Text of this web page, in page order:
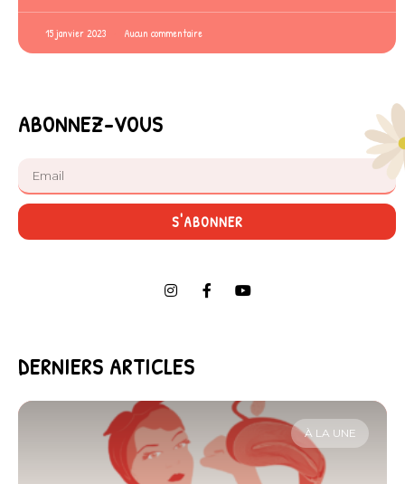
DERNIERS ARTICLES
À LA UNE
15 janvier 2023 Aucun commentaire
ABONNEZ-VOUS
S'ABONNER